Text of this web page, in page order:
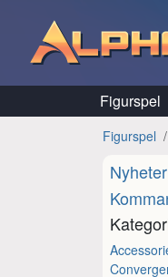
Figurspel
Figurspel
Nyheter